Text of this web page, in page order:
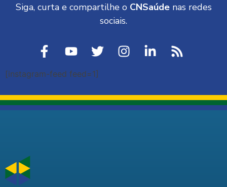
Siga, curta e compartilhe o CNSaúdenas redes
sociais.
[instagram-feed feed=1]